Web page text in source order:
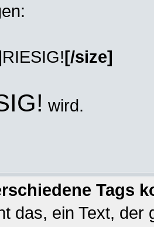
RIESIG![/size]
wird.
Tags
das, ein Text,